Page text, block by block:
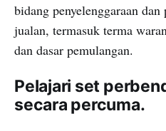
bidang penyelenggaraan
jualan, termasuk terma
dan dasar pemulangan.
Pelajari set
secara percuma.